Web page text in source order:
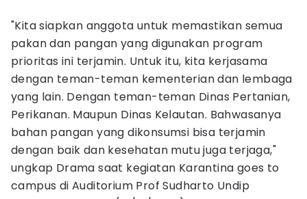
"Kita siapkan anggota untuk memastikan semua
pakan dan pangan yang digunakan program
prioritas ini terjamin. Untuk itu, kita kerjasama
dengan teman-teman kementerian dan lembaga
yang lain. Dengan teman-teman Dinas Pertanian,
Perikanan. Maupun Dinas Kelautan. Bahwasanya
bahan pangan yang dikonsumsi bisa terjamin
dengan baik dan kesehatan mutu juga terjaga,"
ungkap Drama saat kegiatan Karantina goes to
campus di Auditorium Prof Sudharto Undip